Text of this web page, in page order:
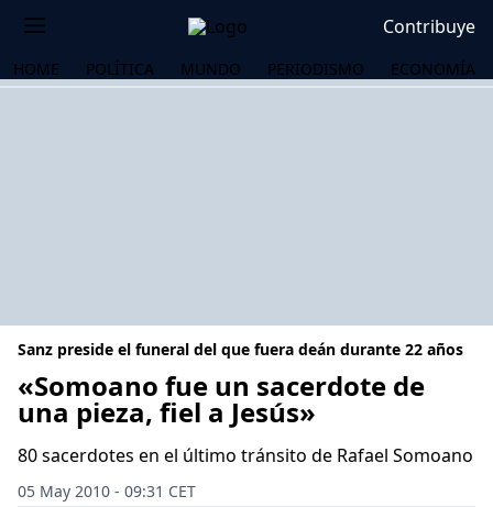
Contribuye
HOME POLÍTICA MUNDO PERIODISMO ECONOMÍA
Sanz preside el funeral del que fuera deán durante 22 años
«Somoano fue un sacerdote de
una pieza, fiel a Jesús»
80 sacerdotes en el último tránsito de Rafael Somoano
05 May 2010 - 09:31 CET